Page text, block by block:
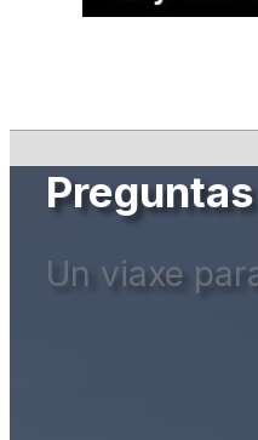
Un viaxe